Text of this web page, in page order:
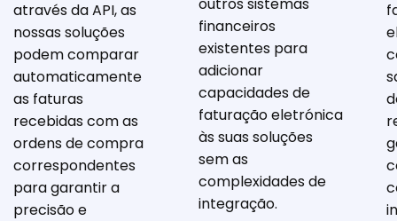
através da API, as
nossas soluções
podem comparar
automaticamente
as faturas
recebidas com as
ordens de compra
correspondentes
para garantir a
precisão e
financeiros
existentes para
adicionar
capacidades de
faturação eletrónica
às suas soluções
sem as
complexidades de
integração.